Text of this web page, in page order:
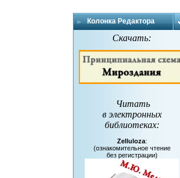
Колонка Редактора
Скачать:
Читать
в электронных
библиотеках:
Zelluloza:
(ознакомительное чтение
без регистрации)